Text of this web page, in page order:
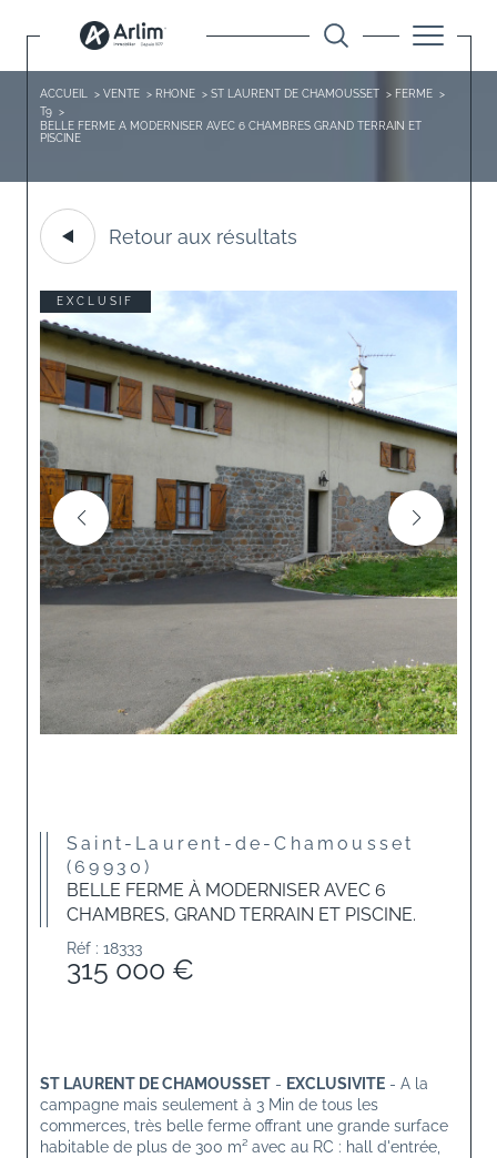
ACCUEIL VENTE RHONE ST LAURENT DE CHAMOUSSET
FERME
T9
BELLE FERME A MODERNISER AVEC 6 CHAMBRES GRAND TERRAIN ET
PISCINE
Retour aux résultats
EXCLUSIF
Saint-Laurent-de-Chamousset
(69930)
BELLE FERME À MODERNISER AVEC 6
CHAMBRES, GRAND TERRAIN ET PISCINE.
Réf : 18333
315 000 €
ST LAURENT DE CHAMOUSSET - EXCLUSIVITE - A la
campagne mais seulement à 3 Min de tous les
commerces, très belle ferme offrant une grande surface
habitable de plus de 300 m² avec au RC : hall d'entrée,